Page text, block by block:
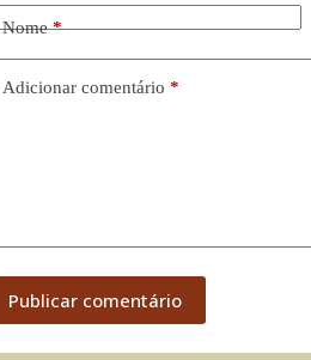
Nome*
Adicionar comentário *
Publicar comentário